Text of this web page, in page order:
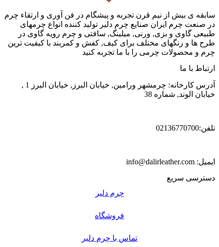
سابقه ی بیش از نیم قرن تجربه و پیشگام در فن آوری و ارتقاء چرم
در صنعت چرم ایران صنایع چرم دلیر تولید کننده انواع چرمهای
طبیعی گاوی و بزی, ورنی, میلینگ, سافتی و چرم رویه گاوی در
طرح ها و رنگهای مختلف برای کیف, کفش و کمربند با کیفیت ترین
چرم و محصولات چرمی را با ما تجربه کنید
ارتباط با ما
آدرس کارخانه: چرمشهر ورامین, خیابان البرز, خیابان البرز 1 ,
خیابان الوند, شماره 38
تلفن:02136770700
ایمیل: info@dalirleather.com
دسترسی سریع
چرم دلیر
فروشگاه
تماس با چرم دلیر